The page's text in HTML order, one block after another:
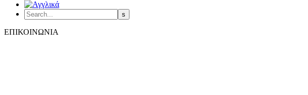
ΕΠΙΚΟΙΝΩΝΙΑ